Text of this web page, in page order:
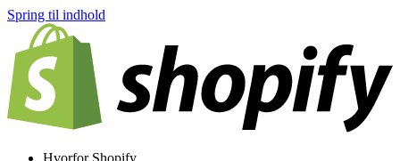
Spring til indhold